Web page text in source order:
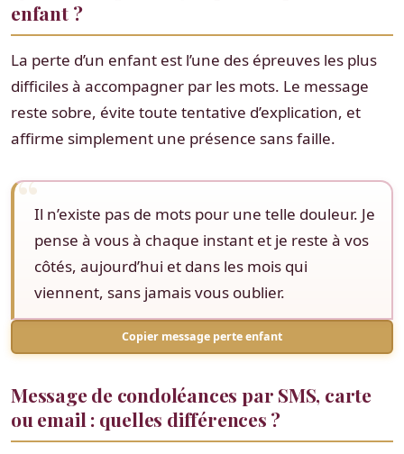
enfant ?
La perte d’un enfant est l’une des épreuves les plus
difficiles à accompagner par les mots. Le message
reste sobre, évite toute tentative d’explication, et
affirme simplement une présence sans faille.
Il n’existe pas de mots pour une telle douleur. Je
pense à vous à chaque instant et je reste à vos
côtés, aujourd’hui et dans les mois qui
viennent, sans jamais vous oublier.
Copier message perte enfant
Message de condoléances par SMS, carte
ou email : quelles différences ?